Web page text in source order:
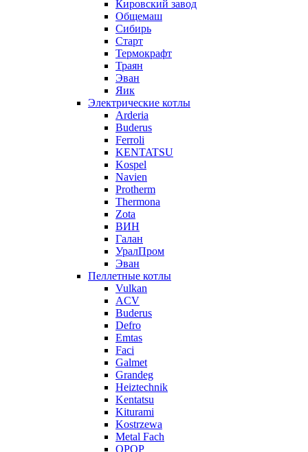
Кировский завод
Общемаш
Сибирь
Старт
Термокрафт
Траян
Эван
Яик
Электрические котлы
Arderia
Buderus
Ferroli
KENTATSU
Kospel
Navien
Protherm
Thermona
Zota
ВИН
Галан
УралПром
Эван
Пеллетные котлы
Vulkan
ACV
Buderus
Defro
Emtas
Faci
Galmet
Grandeg
Heiztechnik
Kentatsu
Kiturami
Kostrzewa
Metal Fach
OPOP